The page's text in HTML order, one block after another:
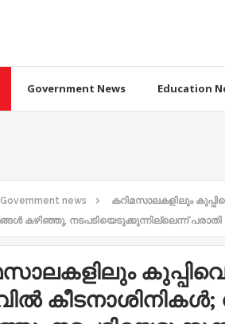
Government News Education
Government news
കറിമസാല‍കളിലും
കഴിഞ്ഞു, നടപടിയെടുക്കുന്നില്ലെന്ന് പരാതി
കീടനാശിനികള്‍;